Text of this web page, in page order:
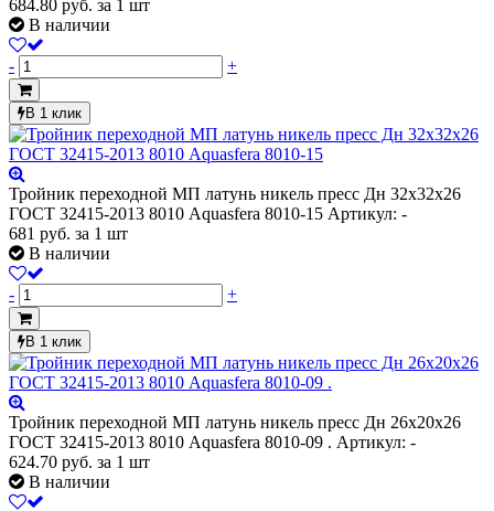
684.80 руб. за 1 шт
В наличии
- +
В 1 клик
Тройник переходной МП латунь никель пресс Дн 32х32х26
ГОСТ 32415-2013 8010 Aquasfera 8010-15 Артикул: -
681 руб. за 1 шт
В наличии
- +
В 1 клик
Тройник переходной МП латунь никель пресс Дн 26х20х26
ГОСТ 32415-2013 8010 Aquasfera 8010-09 . Артикул: -
624.70 руб. за 1 шт
В наличии